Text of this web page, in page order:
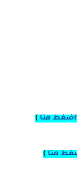
اضغط هنا )
هنا )